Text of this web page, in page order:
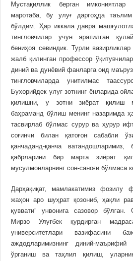
Мустақиллик берган
маротаба, бу улуғ даргоҳда
бўлдим. Ҳар иккала давра
тингловчилар учун яратилган
бениҳоя севиндик. Турли
жалб қилинган профессор
диний ва дунёвий фанларга оид
тингловчиларда унитилмас
Бухорийдек улуғ зотнинг ёнларида
қилишни, у зотни зиёрат қилиш
баҳраманд бўлиш менинг назаримда
тасвирлаб бўлмас сурур ва ҳурур
соғинчи билан қатоғон сабабли
қанчаданд-қанча
қабрларини бир марта зиёрат
мусулмонларнинг сон-саноғи бўлмаса
Дарҳақиқат, мамлакатимиз фозилу
жаҳон аро шуҳрат қозониб, ҳақли
қуввати” унвонига сазовор
Мирзо Улуғбек қурдирган
университетлари вазифасини
аждодларимизнинг диний-
ўрганиш ва таҳлил қилиш,